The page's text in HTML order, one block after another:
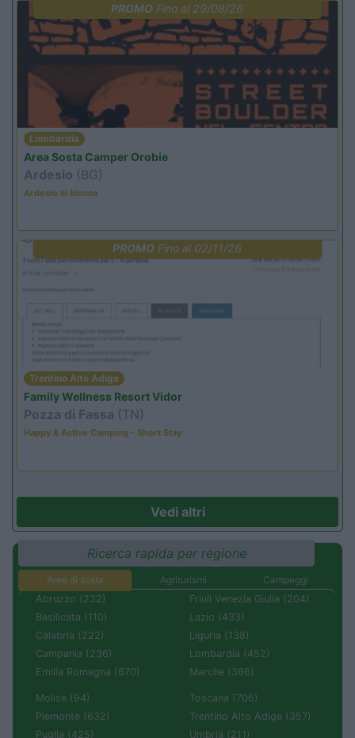
PROMO Fino al 29/08/26
Lombardia
Area Sosta Camper Orobie
Ardesio (BG)
Ardesio si blocca
PROMO Fino al 02/11/26
Trentino Alto Adige
Family Wellness Resort Vidor
Pozza di Fassa (TN)
Happy & Active Camping - Short Stay
Vedi altri
Ricerca rapida per regione
Aree di sosta Agriturismi
Campeggi
Abruzzo (232)
Basilicata (110)
Calabria (222)
Campania (236)
Emilia Romagna (670)
Friuli Venezia Giulia (204)
Lazio (433)
Liguria (138)
Lombardia (452)
Marche (366)
Molise (94)
Piemonte (632)
Puglia (425)
Toscana (706)
Trentino Alto Adige (357)
Umbria (211)